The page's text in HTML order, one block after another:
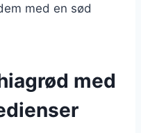
med en sød
med